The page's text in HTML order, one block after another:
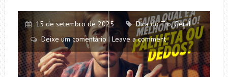
15 de setembro de 2025 Dica do Tio,Geral
Deixe um comentário | Leave a comment